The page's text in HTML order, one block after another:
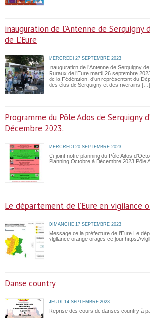
inauguration de l’Antenne de Serquigny
de L’Eure
MERCREDI 27 SEPTEMBRE 2023
Inauguration de l’Antenne de Serquigny
Ruraux de l’Eure mardi 26 septembre
de la Fédération, d’un représentant du
des élus de Serquigny et des riverains […]
Programme du Pôle Ados de Serquigny
Décembre 2023.
MERCREDI 20 SEPTEMBRE 2023
Ci-joint notre planning du Pôle Ados
Planning Octobre à Décembre 2023 Pôle
Le département de l’Eure en vigilance
DIMANCHE 17 SEPTEMBRE 2023
Message de la préfecture de l’Eure Le
vigilance orange orages ce jour https://
Danse country
JEUDI 14 SEPTEMBRE 2023
Reprise des cours de danses country à